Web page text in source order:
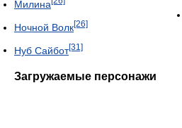
Милина
Ночной Волк[26]
Нуб Сайбот[31]
Загружаемые персонажи